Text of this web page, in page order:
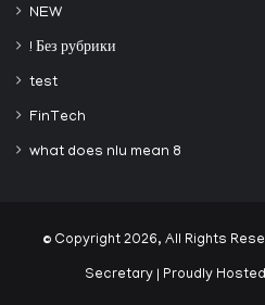
NEW
! Без рубрики
test
FinTech
what does nlu mean 8
© Copyright 2026, All Rights
Secretary | Proudly